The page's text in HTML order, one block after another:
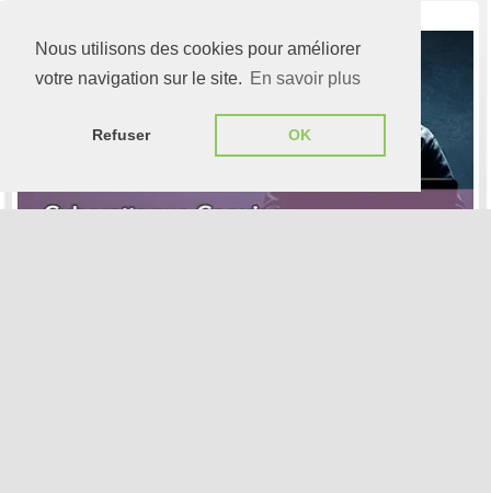
Nous utilisons des cookies pour améliorer
votre navigation sur le site. En savoir plus
Refuser OK